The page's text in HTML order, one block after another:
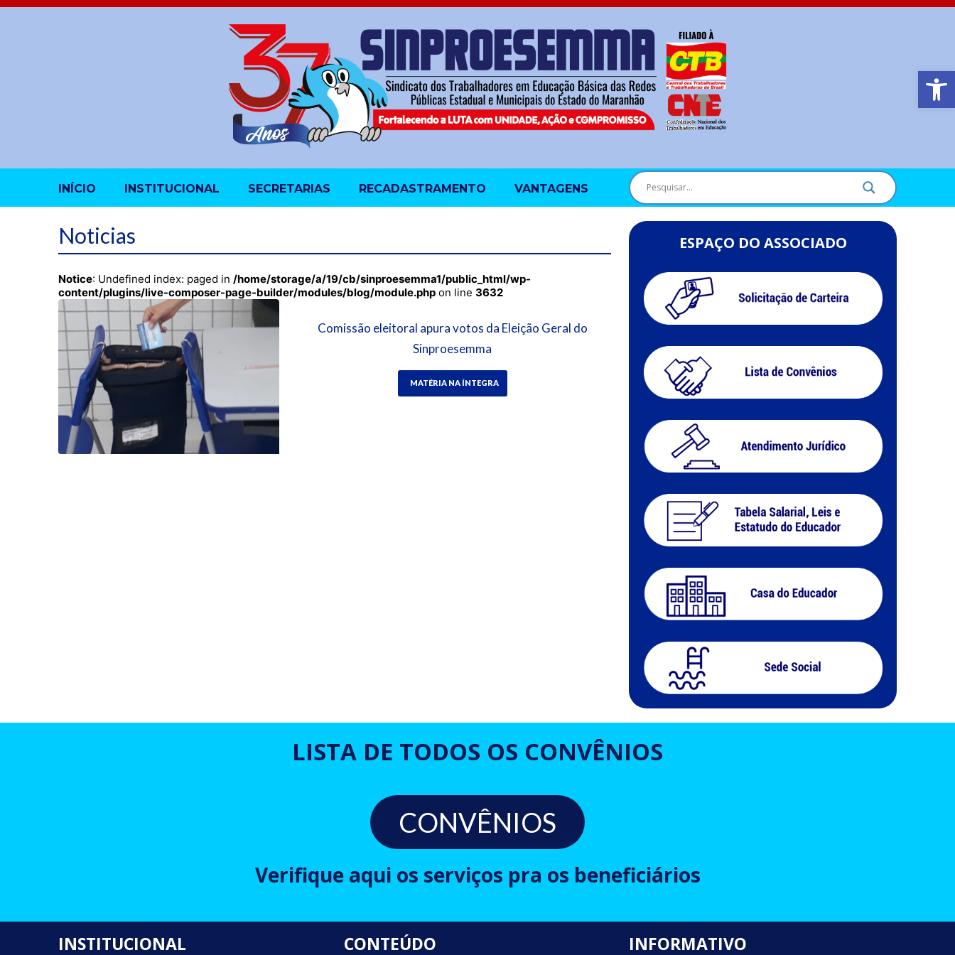
Barra de
INÍCIO INSTITUCIONAL SECRETARIAS RECADASTRAMENTO VANTAGENS
Noticias
Notice: Undefined index: paged in /home/storage/a/19/cb/sinproesemma1/public_html/wp-
content/plugins/live-composer-page-builder/modules/blog/module.php on line 3632
Comissão eleitoral apura votos da Eleição Geral do
Sinproesemma
MATÉRIA NA ÍNTEGRA
ESPAÇO DO ASSOCIADO
LISTA DE TODOS OS CONVÊNIOS
CONVÊNIOS
Verifique aqui os serviços pra os beneficiários
INSTITUCIONAL CONTEÚDO INFORMATIVO